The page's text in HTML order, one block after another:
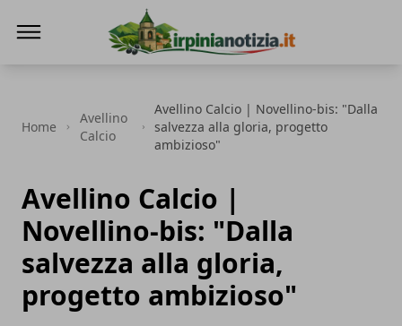
Home
Avellino
Calcio
Avellino Calcio | Novellino-bis: "Dalla
salvezza alla gloria, progetto
ambizioso"
Avellino Calcio |
Novellino-bis: "Dalla
salvezza alla gloria,
progetto ambizioso"